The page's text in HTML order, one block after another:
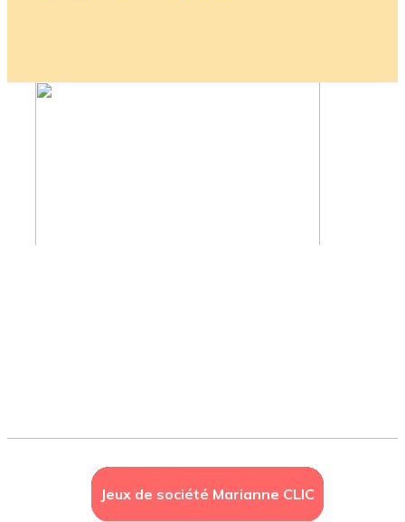
Jeux de société Marianne CLIC